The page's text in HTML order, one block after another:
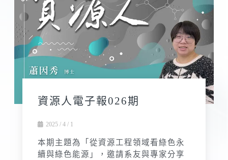
資源人電子報026期
2025 / 4 / 1
本期主題為「從資源工程領域看綠色永
續與綠色能源」，邀請系友與專家分享